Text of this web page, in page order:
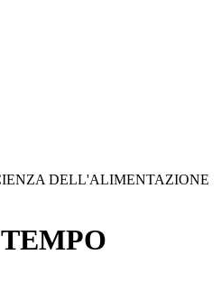
DELL'ALIMENTAZIONE